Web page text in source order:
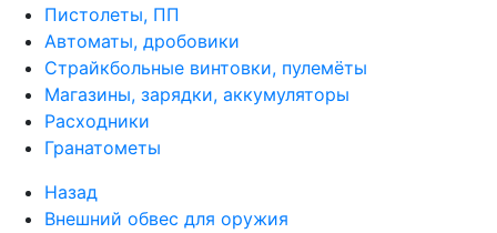
Пистолеты, ПП
Автоматы, дробовики
Страйкбольные винтовки, пулемёты
Магазины, зарядки, аккумуляторы
Расходники
Гранатометы
Назад
Внешний обвес для оружия